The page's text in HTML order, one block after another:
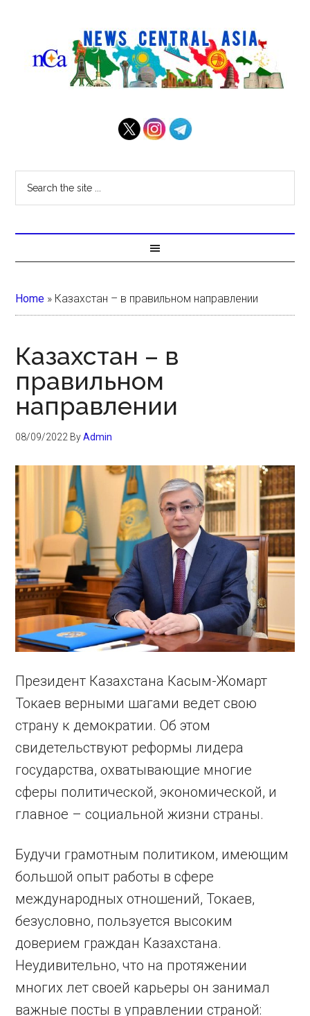
Home » Казахстан – в правильном направлении
Казахстан – в
правильном
направлении
08/09/2022 ByAdmin
Президент Казахстана Касым-Жомарт
Токаев верными шагами ведет свою
страну к демократии. Об этом
свидетельствуют реформы лидера
государства, охватывающие многие
сферы политической, экономической, и
главное – социальной жизни страны.
Будучи грамотным политиком, имеющим
большой опыт работы в сфере
международных отношений, Токаев,
безусловно, пользуется высоким
доверием граждан Казахстана.
Неудивительно, что на протяжении
многих лет своей карьеры он занимал
важные посты в управлении страной: